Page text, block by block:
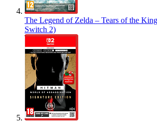
The Legend of Zelda – Tears of the
Switch 2)